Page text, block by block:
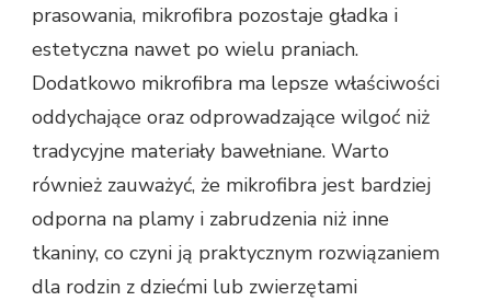
prasowania, mikrofibra pozostaje gładka i
estetyczna nawet po wielu praniach.
Dodatkowo mikrofibra ma lepsze właściwości
oddychające oraz odprowadzające wilgoć niż
tradycyjne materiały bawełniane. Warto
również zauważyć, że mikrofibra jest bardziej
odporna na plamy i zabrudzenia niż inne
tkaniny, co czyni ją praktycznym rozwiązaniem
dla rodzin z dziećmi lub zwierzętami